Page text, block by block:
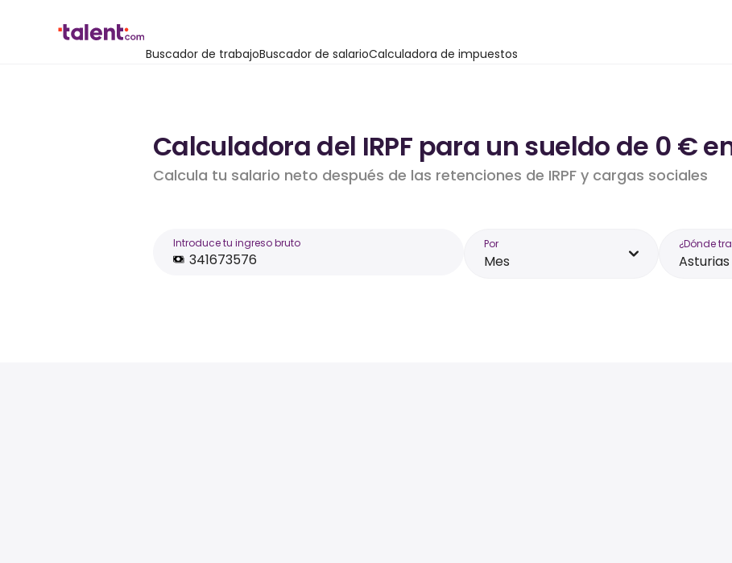
Buscador de trabajoBuscador de salarioCalculadora de impuestos
Calculadora del IRPF para un sueldo de 0 €
Calcula tu salario neto después de las retenciones de IRPF y cargas sociales
Introduce tu ingreso bruto Por
Mes
¿Dónde
Asturias